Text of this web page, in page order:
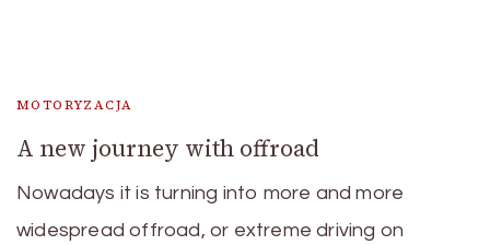
MOTORYZACJA
A new journey with offroad
Nowadays it is turning into more and more
widespread offroad, or extreme driving on